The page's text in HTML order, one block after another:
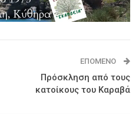
ΕΠΌΜΕΝΟ
Πρόσκληση από τους
κατοίκους του Καραβά